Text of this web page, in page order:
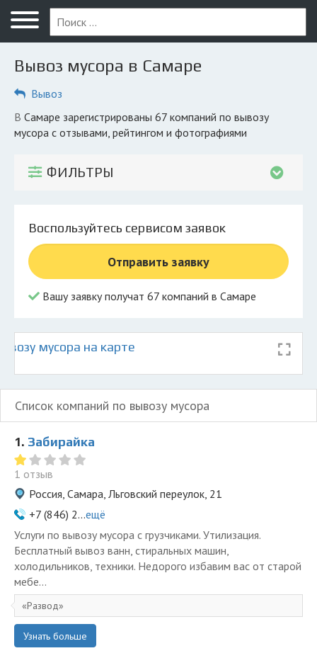
Меню
Главная
Вопрос юристу
Экоблог
Личный кабинет
© 2026 Все права защищены
Вывоз мусора в Самаре
Вывоз
в Самаре зарегистрированы 67 компаний по вывозу
мусора с отзывами, рейтингом и фотографиями
ФИЛЬТРЫ
Воспользуйтесь сервисом заявок
Отправить заявку
Вашу заявку получат 67 компаний в Самаре
мусора на карте
Список компаний по вывозу мусора
1. Забирайка
1 отзыв
Россия, Самара, Льговский переулок, 21
+7 (846) 2...ещё
Услуги по вывозу мусора с грузчиками. Утилизация.
Бесплатный вывоз ванн, стиральных машин,
холодильников, техники. Недорого избавим вас от старой
мебе...
Развод
Узнать больше